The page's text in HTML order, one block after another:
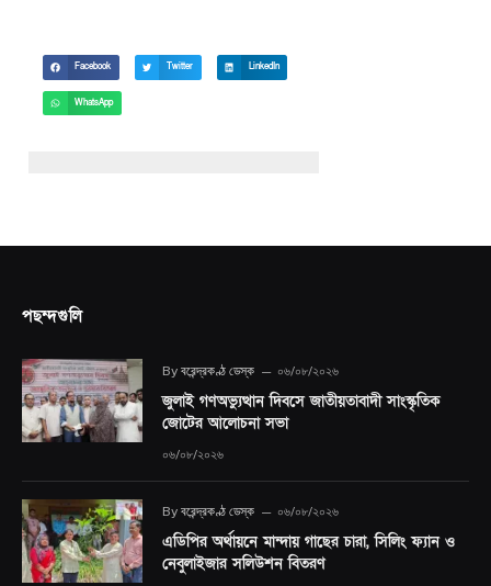
Facebook Twitter LinkedIn
WhatsApp
পছন্দগুলি
By বরেন্দ্রকণ্ঠ ডেস্ক ০৬/০৮/২০২৬
জুলাই গণঅভ্যুত্থান দিবসে জাতীয়তাবাদী সাংস্কৃতিক
জোটের আলোচনা সভা
০৬/০৮/২০২৬
By বরেন্দ্রকণ্ঠ ডেস্ক ০৬/০৮/২০২৬
এডিপির অর্থায়নে মান্দায় গাছের চারা, সিলিং ফ্যান ও
নেবুলাইজার সলিউশন বিতরণ